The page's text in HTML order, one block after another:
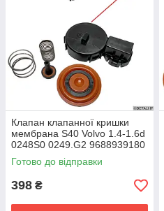
Клапан клапанної кришки
мембрана S40 Volvo 1.4-1.6d
0248S0 0249.G2 9688939180
9689112980 1685815
Готово до відправки
398 ₴